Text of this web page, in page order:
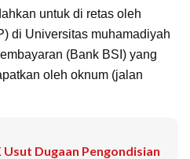
untuk di retas oleh
di Universitas muhamadiyah
(Bank BSI) yang
oleh oknum (jalan
Usut Dugaan Pengondisian